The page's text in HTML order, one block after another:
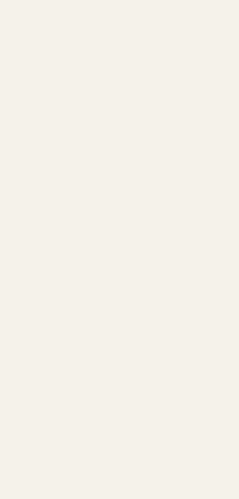
osC: 22%
7.899988